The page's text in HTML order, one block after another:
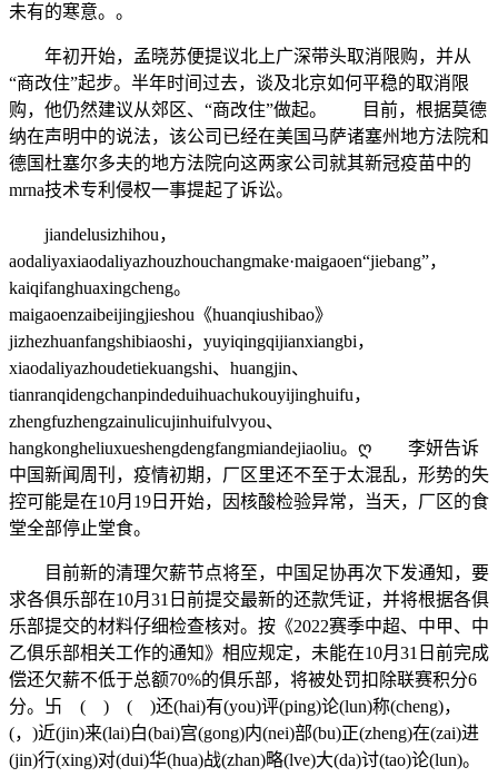
未有的寒意。。
年初开始，孟晓苏便提议北上广深带头取消限购，并从
“商改住”起步。半年时间过去，谈及北京如何平稳的取消限
购，他仍然建议从郊区、“商改住”做起。 目前，根据莫德
纳在声明中的说法，该公司已经在美国马萨诸塞州地方法院和
德国杜塞尔多夫的地方法院向这两家公司就其新冠疫苗中的
mrna技术专利侵权一事提起了诉讼。
jiandelusizhihou，
aodaliyaxiaodaliyazhouzhouchangmake·maigaoen“jiebang”，
kaiqifanghuaxingcheng。
maigaoenzaibeijingjieshou《huanqiushibao》
jizhezhuanfangshibiaoshi，yuyiqingqijianxiangbi，
xiaodaliyazhoudetiekuangshi、huangjin、
tianranqidengchanpindeduihuachukouyijinghuifu，
zhengfuzhengzainulicujinhuifulvyou、
hangkongheliuxueshengdengfangmiandejiaoliu。ღ 李妍告诉
中国新闻周刊，疫情初期，厂区里还不至于太混乱，形势的失
控可能是在10月19日开始，因核酸检验异常，当天，厂区的食
堂全部停止堂食。
目前新的清理欠薪节点将至，中国足协再次下发通知，要
求各俱乐部在10月31日前提交最新的还款凭证，并将根据各俱
乐部提交的材料仔细检查核对。按《2022赛季中超、中甲、中
乙俱乐部相关工作的通知》相应规定，未能在10月31日前完成
偿还欠薪不低于总额70%的俱乐部，将被处罚扣除联赛积分6
分。卐 ( ) ( )还(hai)有(you)评(ping)论(lun)称(cheng)，
(，)近(jin)来(lai)白(bai)宫(gong)内(nei)部(bu)正(zheng)在(zai)进
(jin)行(xing)对(dui)华(hua)战(zhan)略(lve)大(da)讨(tao)论(lun)。